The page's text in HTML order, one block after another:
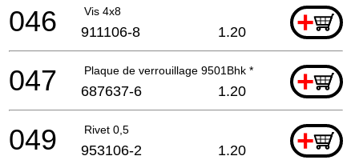
Vis 4x8 +
046 911106-8 1.20
Plaque de verrouillage 9501Bhk * +
047 687637-6 1.20
Rivet 0,5 +
049 953106-2 1.20